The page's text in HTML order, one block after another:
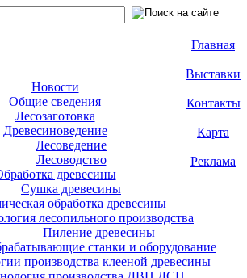
Главная
Выставки
Контакты
Карта
Реклама
Новости
Общие сведения
Лесозаготовка
Древесиноведение
Лесоведение
Лесоводство
древесины
Сушка древесины
обработка древесины
лесопильного производства
Пиление древесины
станки и оборудование
производства клееной древесины